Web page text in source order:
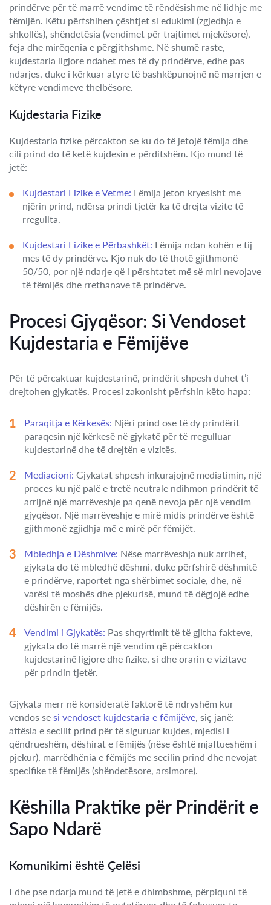
prindërve për të marrë vendime të rëndësishme në lidhje me
fëmijën. Këtu përfshihen çështjet si edukimi (zgjedhja e
shkollës), shëndetësia (vendimet për trajtimet mjekësore),
feja dhe mirëqenia e përgjithshme. Në shumë raste,
kujdestaria ligjore ndahet mes të dy prindërve, edhe pas
ndarjes, duke i kërkuar atyre të bashkëpunojnë në marrjen e
këtyre vendimeve thelbësore.
Kujdestaria Fizike
Kujdestaria fizike përcakton se ku do të jetojë fëmija dhe
cili prind do të ketë kujdesin e përditshëm. Kjo mund të
jetë:
Kujdestari Fizike e Vetme: Fëmija jeton kryesisht me
njërin prind, ndërsa prindi tjetër ka të drejta vizite të
rregullta.
Kujdestari Fizike e Përbashkët: Fëmija ndan kohën e tij
mes të dy prindërve. Kjo nuk do të thotë gjithmonë
50/50, por një ndarje që i përshtatet më së miri nevojave
të fëmijës dhe rrethanave të prindërve.
Procesi Gjyqësor: Si Vendoset
Kujdestaria e Fëmijëve
Për të përcaktuar kujdestarinë, prindërit shpesh duhet t’i
drejtohen gjykatës. Procesi zakonisht përfshin këto hapa:
Paraqitja e Kërkesës: Njëri prind ose të dy prindërit
paraqesin një kërkesë në gjykatë për të rregulluar
kujdestarinë dhe të drejtën e vizitës.
Mediacioni: Gjykatat shpesh inkurajojnë mediatimin, një
proces ku një palë e tretë neutrale ndihmon prindërit të
arrijnë një marrëveshje pa qenë nevoja për një vendim
gjyqësor. Një marrëveshje e mirë midis prindërve është
gjithmonë zgjidhja më e mirë për fëmijët.
Mbledhja e Dëshmive: Nëse marrëveshja nuk arrihet,
gjykata do të mbledhë dëshmi, duke përfshirë dëshmitë
e prindërve, raportet nga shërbimet sociale, dhe, në
varësi të moshës dhe pjekurisë, mund të dëgjojë edhe
dëshirën e fëmijës.
Vendimi i Gjykatës: Pas shqyrtimit të të gjitha fakteve,
gjykata do të marrë një vendim që përcakton
kujdestarinë ligjore dhe fizike, si dhe orarin e vizitave
për prindin tjetër.
Gjykata merr në konsideratë faktorë të ndryshëm kur
vendos se si vendoset kujdestaria e fëmijëve, siç janë:
aftësia e secilit prind për të siguruar kujdes, mjedisi i
qëndrueshëm, dëshirat e fëmijës (nëse është mjaftueshëm i
pjekur), marrëdhënia e fëmijës me secilin prind dhe nevojat
specifike të fëmijës (shëndetësore, arsimore).
Këshilla Praktike për Prindërit e
Sapo Ndarë
Komunikimi është Çelësi
Edhe pse ndarja mund të jetë e dhimbshme, përpiquni të